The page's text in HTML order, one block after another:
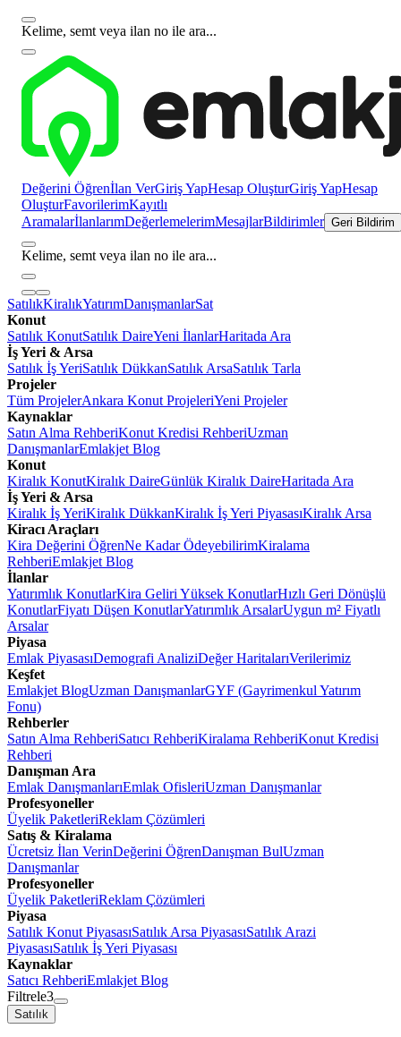
Kelime, semt veya ilan no ile ara...
Değerini Öğrenİlan VerGiriş YapHesap OluşturGiriş YapHesap
OluşturFavorilerimKayıtlı
AramalarİlanlarımDeğerlemelerimMesajlarBildirimler Geri Bildirim
Kelime, semt veya ilan no ile ara...
SatılıkKiralıkYatırımDanışmanlarSat
Konut
Satılık KonutSatılık DaireYeni İlanlarHaritada Ara
İş Yeri & Arsa
Satılık İş YeriSatılık DükkanSatılık ArsaSatılık Tarla
Projeler
Tüm ProjelerAnkara Konut ProjeleriYeni Projeler
Kaynaklar
Satın Alma RehberiKonut Kredisi RehberiUzman
DanışmanlarEmlakjet Blog
Konut
Kiralık KonutKiralık DaireGünlük Kiralık DaireHaritada Ara
İş Yeri & Arsa
Kiralık İş YeriKiralık DükkanKiralık İş Yeri PiyasasıKiralık Arsa
Kiracı Araçları
Kira Değerini ÖğrenNe Kadar ÖdeyebilirimKiralama
RehberiEmlakjet Blog
İlanlar
Yatırımlık KonutlarKira Geliri Yüksek KonutlarHızlı Geri Dönüşlü
KonutlarFiyatı Düşen KonutlarYatırımlık ArsalarUygun m² Fiyatlı
Arsalar
Piyasa
Emlak PiyasasıDemografi AnaliziDeğer HaritalarıVerilerimiz
Keşfet
Emlakjet BlogUzman DanışmanlarGYF (Gayrimenkul Yatırım
Fonu)
Rehberler
Satın Alma RehberiSatıcı RehberiKiralama RehberiKonut Kredisi
Rehberi
Danışman Ara
Emlak DanışmanlarıEmlak OfisleriUzman Danışmanlar
Profesyoneller
Üyelik PaketleriReklam Çözümleri
Satış & Kiralama
Ücretsiz İlan VerinDeğerini ÖğrenDanışman BulUzman
Danışmanlar
Profesyoneller
Üyelik PaketleriReklam Çözümleri
Piyasa
Satılık Konut PiyasasıSatılık Arsa PiyasasıSatılık Arazi
PiyasasıSatılık İş Yeri Piyasası
Kaynaklar
Satıcı RehberiEmlakjet Blog
Filtrele3
Satılık